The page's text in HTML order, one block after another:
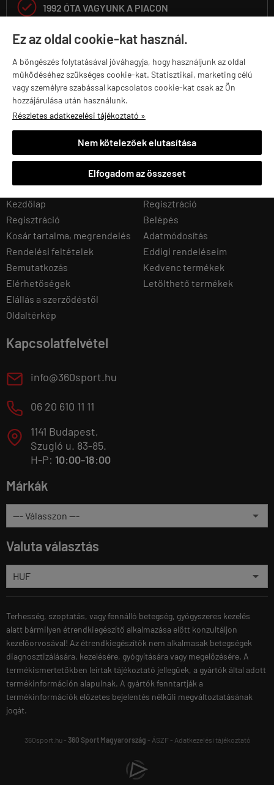
Ez az oldal cookie-kat használ.
A böngészés folytatásával jóváhagyja, hogy használjunk az oldal
működéséhez szükséges cookie-kat. Statisztikai, marketing célú
vagy személyre szabással kapcsolatos cookie-kat csak az Ön
hozzájárulása után használunk.
Részletes adatkezelési tájékoztató »
Nem kötelezőek elutasítása
Elfogadom az összeset
 1992 ÓTA VAGYUNK A PIACON
30 000 KG SÚLYT ADUNK EL ÉVENTE
25 000 TERMÉKET TARTUNK RAKTÁRON
Kezdőlap
Regisztráció
Kosár tartalma, megrendelés
Rendelési feltételek
Bemutatkozás
Elérhetőségek
Elállás a szerződéstől
Oldaltérkép
Saját fiók
Regisztráció
Belépés
Adatmódosítás
Eddigi rendeléseim
Kedvenc termékek
Letölthető termékek
Kapcsolatfelvétel
E info@360sport.hu
M 06 20 610 11 11
T
1141 Budapest,
Szugló u. 83-85.
H-P: 10:00-18:00
Márkák
Valuta választás
Terhesség, szoptatás, vagy fennálló betegség, gyógyszeres kezelés
alatt bármilyen étrendkiegészítő alkalmazása előtt konzultáljon
kezelőorvosával! Az étrendkiegészítők nem alkalmasak betegségek
diagnosztizálására, kezelésére, gyógyítására vagy megelőzésére. A
termékismertetőkben leírtak tájékoztató jellegűek, a gyártók által adott
termékinformáción alapulnak. A gyártók fenntartják a
termékinformációk előzetes bejelentés nélküli megváltoztatásának
jogát.
360sport.hu - 360 Sport Magyarország - ÁSZF- Adatkezelési tájékoztató